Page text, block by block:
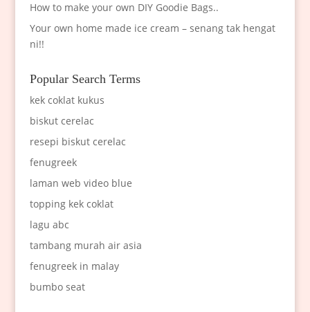
How to make your own DIY Goodie Bags..
Your own home made ice cream – senang tak hengat
ni!!
Popular Search Terms
kek coklat kukus
biskut cerelac
resepi biskut cerelac
fenugreek
laman web video blue
topping kek coklat
lagu abc
tambang murah air asia
fenugreek in malay
bumbo seat